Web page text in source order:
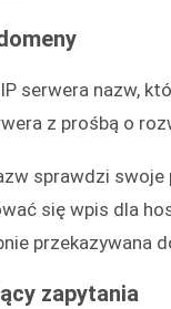
serwera nazw,
z prośbą o
sprawdzi
się wpis dla
przekazywana
zapytania